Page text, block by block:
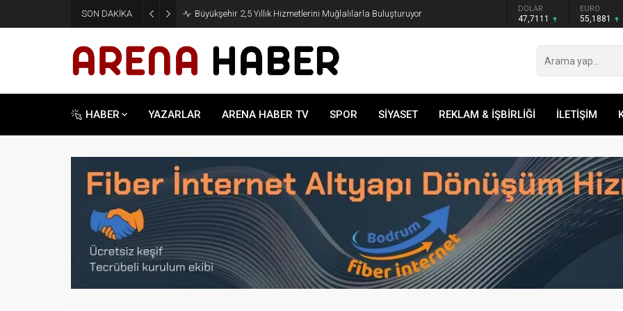
SON DAKİKA Büyükşehir 2,5 Yıllık Hizmetlerini Muğlalılarla Buluşturuyor DOLAR
47,7111
EURO
55,1881
HABER YAZARLAR ARENA HABER TV SPOR SİYASET REKLAM & İŞBİRLİĞİ İLETİŞİM